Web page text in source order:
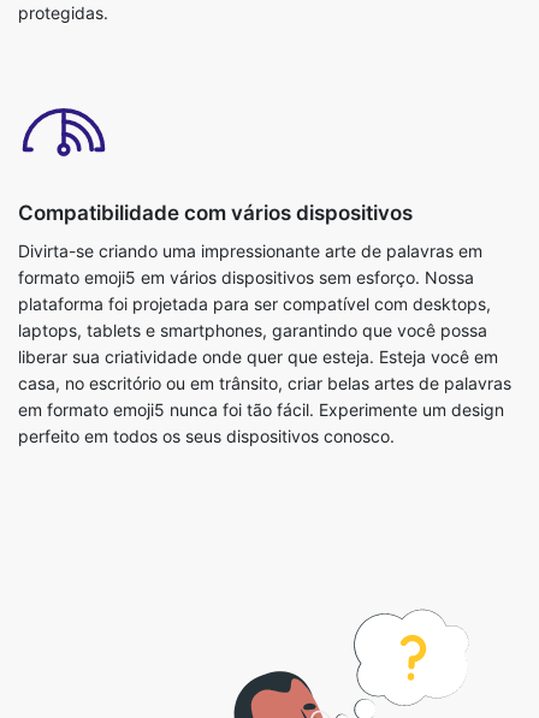
protegidas.
Compatibilidade com vários dispositivos
Divirta-se criando uma impressionante arte de palavras em
formato emoji5 em vários dispositivos sem esforço. Nossa
plataforma foi projetada para ser compatível com desktops,
laptops, tablets e smartphones, garantindo que você possa
liberar sua criatividade onde quer que esteja. Esteja você em
casa, no escritório ou em trânsito, criar belas artes de palavras
em formato emoji5 nunca foi tão fácil. Experimente um design
perfeito em todos os seus dispositivos conosco.